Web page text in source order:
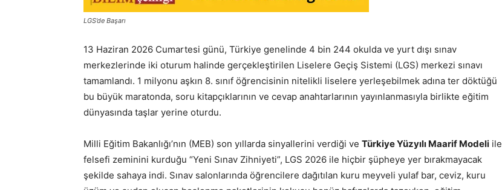
LGS’de Başarı
13 Haziran 2026 Cumartesi günü, Türkiye genelinde 4 bin 244 okulda ve yurt dışı sınav
merkezlerinde iki oturum halinde gerçekleştirilen Liselere Geçiş Sistemi (LGS) merkezi sınavı
tamamlandı. 1 milyonu aşkın 8. sınıf öğrencisinin nitelikli liselere yerleşebilmek adına ter döktüğü
bu büyük maratonda, soru kitapçıklarının ve cevap anahtarlarının yayınlanmasıyla birlikte eğitim
dünyasında taşlar yerine oturdu.
Milli Eğitim Bakanlığı’nın (MEB) son yıllarda sinyallerini verdiği ve Türkiye Yüzyılı Maarif Modeli ile
felsefi zeminini kurduğu “Yeni Sınav Zihniyeti”, LGS 2026 ile hiçbir şüpheye yer bırakmayacak
şekilde sahaya indi. Sınav salonlarında öğrencilere dağıtılan kuru meyveli yulaf bar, ceviz, kuru